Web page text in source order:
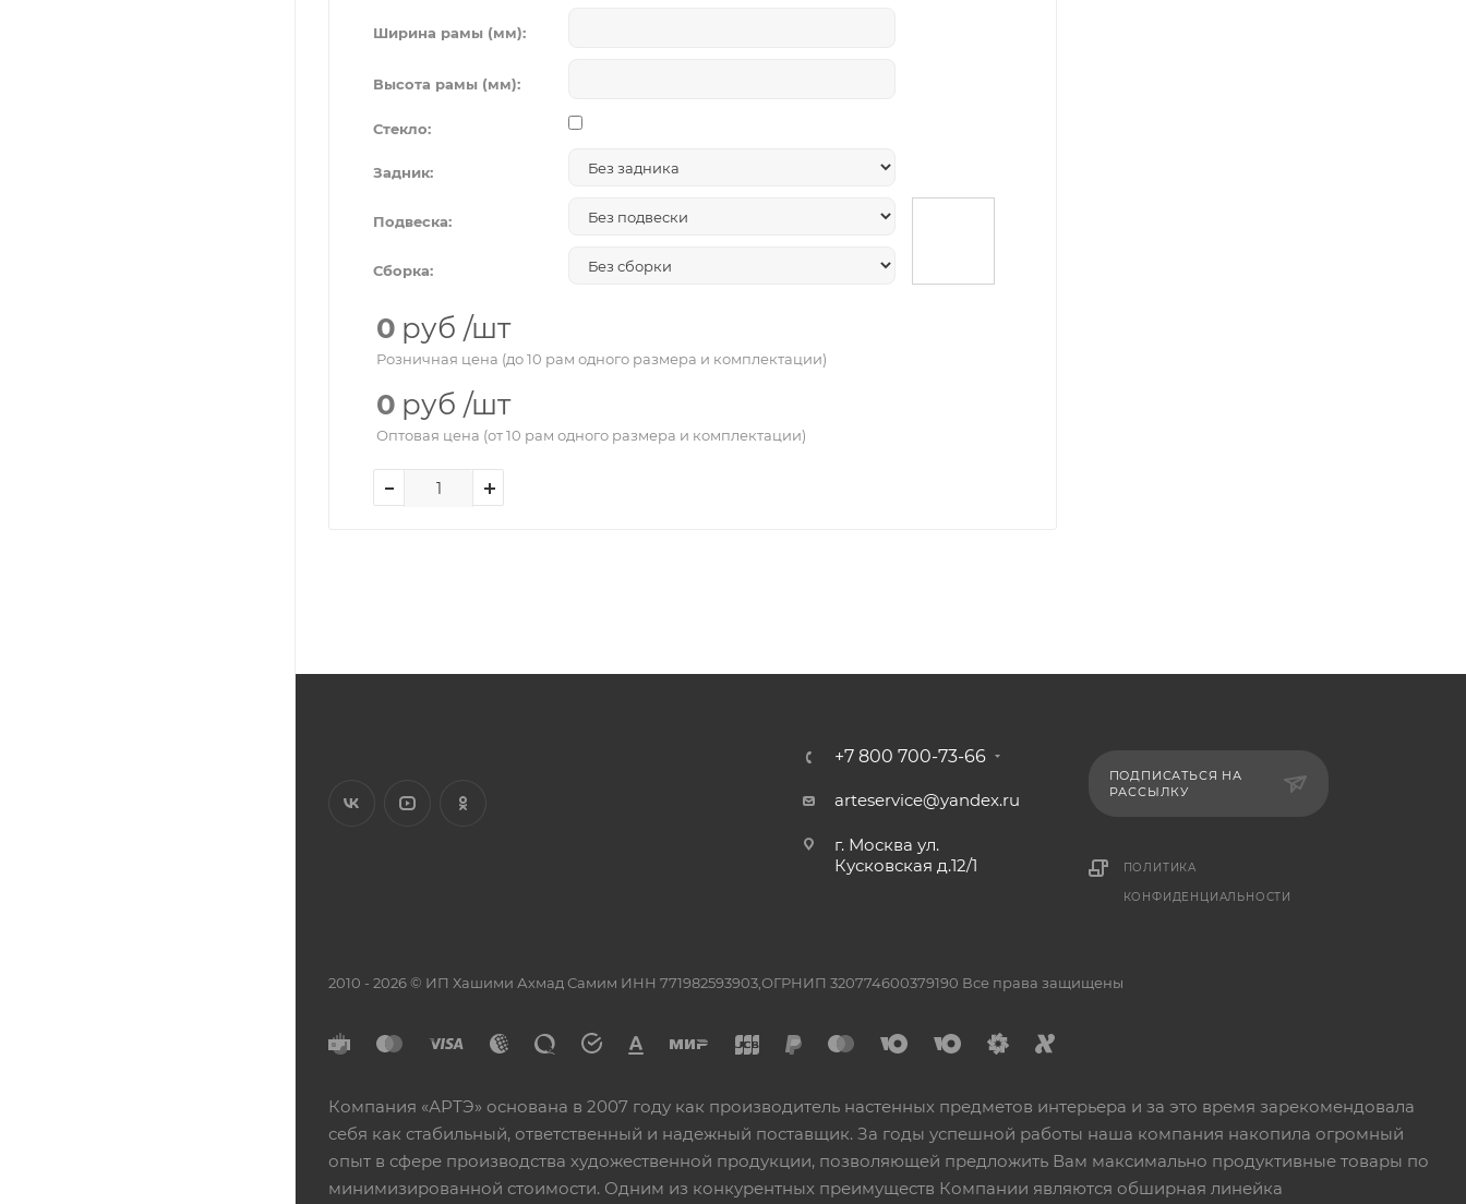
Ширина рамы (мм):
Высота рамы (мм):
Стекло:
Задник:
Подвеска:
Сборка:
0 руб /шт
Розничная цена (до 10 рам одного размера и комплектации)
0 руб /шт
Оптовая цена (от 10 рам одного размера и комплектации)
+7 800 700-73-66
arteservice@yandex.ru
г. Москва ул.
Кусковская д.12/1
ПОДПИСАТЬСЯ НА
РАССЫЛКУ
ПОЛИТИКА
КОНФИДЕНЦИАЛЬНОСТИ
2010 - 2026 © ИП Хашими Ахмад Самим ИНН 771982593903,ОГРНИП 320774600379190 Все права защищены
Компания «АРТЭ» основана в 2007 году как производитель настенных предметов интерьера и за это время зарекомендовала
себя как стабильный, ответственный и надежный поставщик. За годы успешной работы наша компания накопила огромный
опыт в сфере производства художественной продукции, позволяющей предложить Вам максимально продуктивные товары по
минимизированной стоимости. Одним из конкурентных преимуществ Компании являются обширная линейка